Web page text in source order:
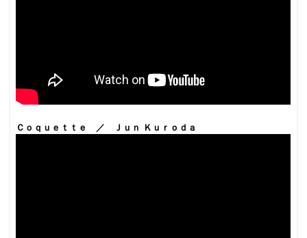
Ｃｏｑｕｅｔｔｅ ／ Ｊｕｎ Ｋｕｒｏｄａ